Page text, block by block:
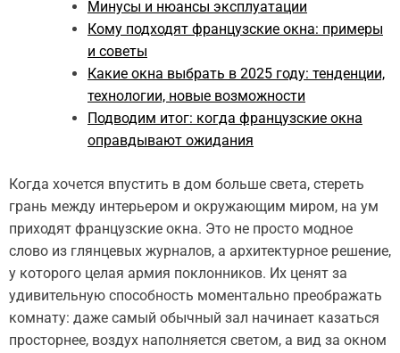
Минусы и нюансы эксплуатации
Кому подходят французские окна: примеры
и советы
Какие окна выбрать в 2025 году: тенденции,
технологии, новые возможности
Подводим итог: когда французские окна
оправдывают ожидания
Когда хочется впустить в дом больше света, стереть
грань между интерьером и окружающим миром, на ум
приходят французские окна. Это не просто модное
слово из глянцевых журналов, а архитектурное решение,
у которого целая армия поклонников. Их ценят за
удивительную способность моментально преображать
комнату: даже самый обычный зал начинает казаться
просторнее, воздух наполняется светом, а вид за окном